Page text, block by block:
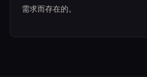
需求而存在的。